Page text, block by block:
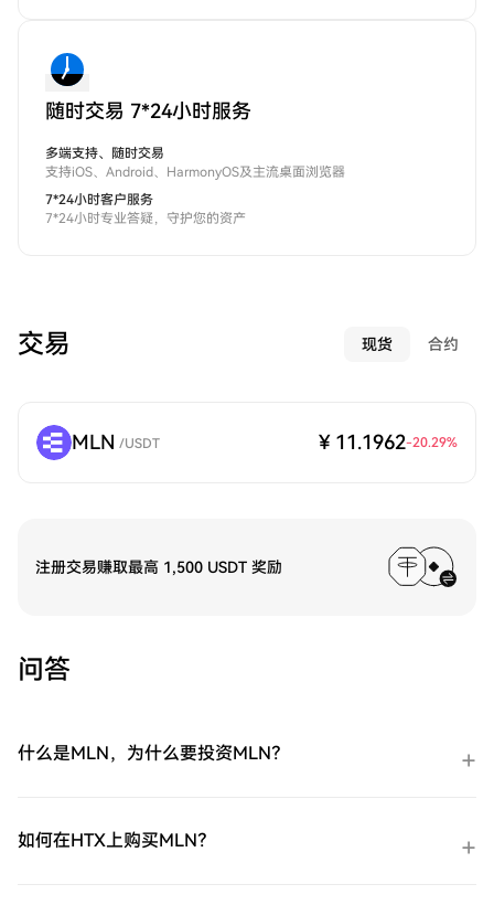
随时交易 7*24小时服务
多端支持、随时交易
支持iOS、Android、HarmonyOS及主流桌面浏览器
7*24小时客户服务
7*24小时专业答疑，守护您的资产
交易 现货 合约
MLN /USDT ¥ 11.1962-20.29%
注册交易赚取最高 1,500 USDT 奖励
问答
什么是MLN，为什么要投资MLN？
如何在HTX上购买MLN？